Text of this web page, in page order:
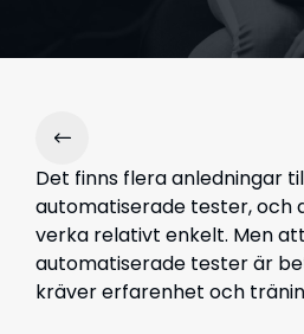
Det finns flera anledningar
automatiserade tester, och
verka relativt enkelt. Men
automatiserade tester är
kräver erfarenhet och